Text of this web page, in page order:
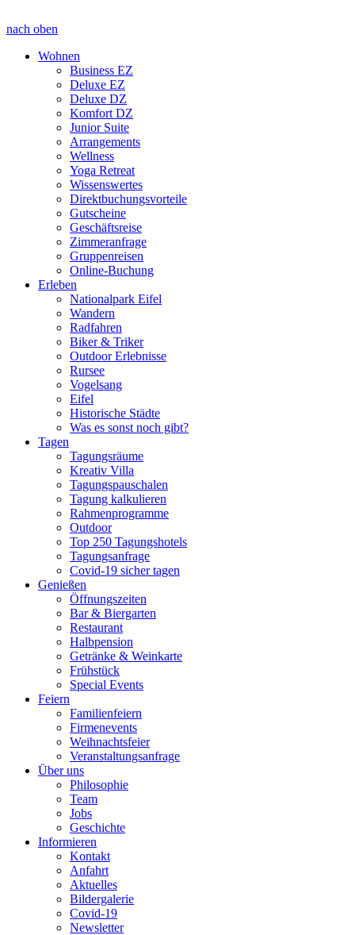
nach oben
Wohnen
Business EZ
Deluxe EZ
Deluxe DZ
Komfort DZ
Junior Suite
Arrangements
Wellness
Yoga Retreat
Wissenswertes
Direktbuchungsvorteile
Gutscheine
Geschäftsreise
Zimmeranfrage
Gruppenreisen
Online-Buchung
Erleben
Nationalpark Eifel
Wandern
Radfahren
Biker & Triker
Outdoor Erlebnisse
Rursee
Vogelsang
Eifel
Historische Städte
Was es sonst noch gibt?
Tagen
Tagungsräume
Kreativ Villa
Tagungspauschalen
Tagung kalkulieren
Rahmenprogramme
Outdoor
Top 250 Tagungshotels
Tagungsanfrage
Covid-19 sicher tagen
Genießen
Öffnungszeiten
Bar & Biergarten
Restaurant
Halbpension
Getränke & Weinkarte
Frühstück
Special Events
Feiern
Familienfeiern
Firmenevents
Weihnachtsfeier
Veranstaltungsanfrage
Über uns
Philosophie
Team
Jobs
Geschichte
Informieren
Kontakt
Anfahrt
Aktuelles
Bildergalerie
Covid-19
Newsletter